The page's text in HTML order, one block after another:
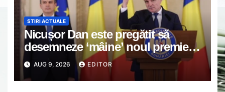
STIRI ACTUALE
Nicușor Dan este pregătit să
desemneze ‘mâine’ noul premier,
anunță Eugen Tomac: Niciuna
dintre cele două propuneri nu are
majoritate
AUG 9, 2026 EDITOR